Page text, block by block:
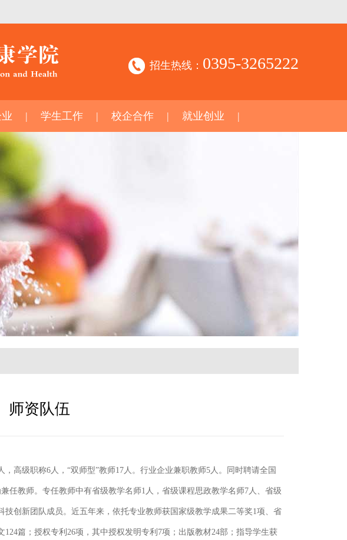
招生热线： 0395-3265222
学生工作 校企合作 就业创业
师资队伍
高级职称6人，“双师型”教师17人。行业企业兼职教师5人。同时聘请全国
任教师。专任教师中有省级教学名师1人，省级课程思政教学名师7人、省级
创新团队成员。近五年来，依托专业教师获国家级教学成果二等奖1项、省
篇；授权专利26项，其中授权发明专利7项；出版教材24部；指导学生获